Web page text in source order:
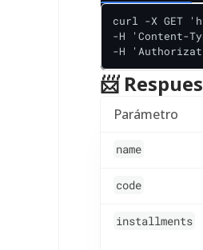
curl -X GET
-H 'Content-
-H
📨
Parámetro
name
code
installments